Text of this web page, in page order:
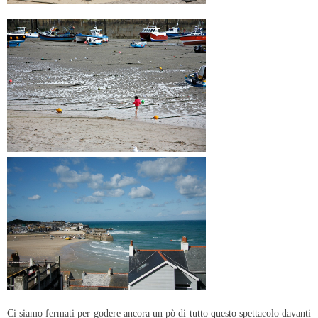
Ci siamo fermati per godere ancora un pò di tutto questo spettacolo davanti